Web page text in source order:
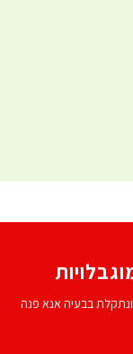
בבעיה אנא פנה